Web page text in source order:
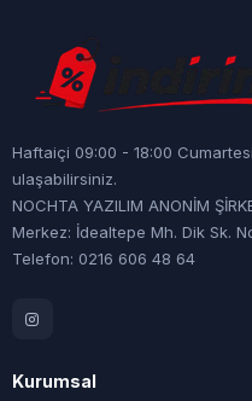
Haftaiçi 09:00 - 18:00
ulaşabilirsiniz.
NOCHTA YAZILIM ANONİM
Merkez: İdealtepe Mh. Dik Sk.
Telefon: 0216 606 48 64
Kurumsal